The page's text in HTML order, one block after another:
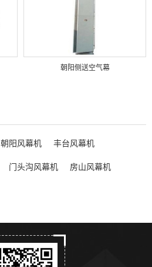
朝阳侧送空气幕
朝阳风幕机
丰台风幕机
门头沟风幕机
房山风幕机